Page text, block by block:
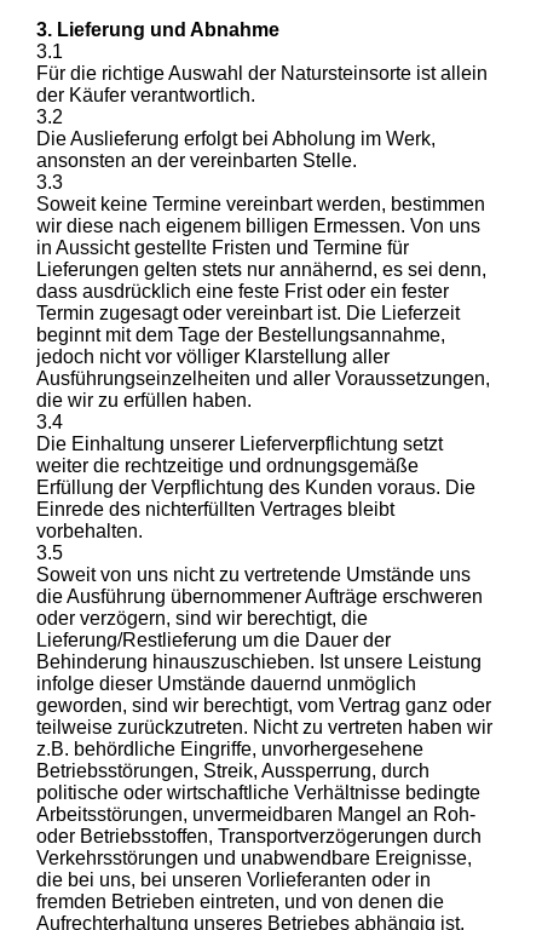
3. Lieferung und Abnahme
3.1
Für die richtige Auswahl der Natursteinsorte ist allein
der Käufer verantwortlich.
3.2
Die Auslieferung erfolgt bei Abholung im Werk,
ansonsten an der vereinbarten Stelle.
3.3
Soweit keine Termine vereinbart werden, bestimmen
wir diese nach eigenem billigen Ermessen. Von uns
in Aussicht gestellte Fristen und Termine für
Lieferungen gelten stets nur annähernd, es sei denn,
dass ausdrücklich eine feste Frist oder ein fester
Termin zugesagt oder vereinbart ist. Die Lieferzeit
beginnt mit dem Tage der Bestellungsannahme,
jedoch nicht vor völliger Klarstellung aller
Ausführungseinzelheiten und aller Voraussetzungen,
die wir zu erfüllen haben.
3.4
Die Einhaltung unserer Lieferverpflichtung setzt
weiter die rechtzeitige und ordnungsgemäße
Erfüllung der Verpflichtung des Kunden voraus. Die
Einrede des nichterfüllten Vertrages bleibt
vorbehalten.
3.5
Soweit von uns nicht zu vertretende Umstände uns
die Ausführung übernommener Aufträge erschweren
oder verzögern, sind wir berechtigt, die
Lieferung/Restlieferung um die Dauer der
Behinderung hinauszuschieben. Ist unsere Leistung
infolge dieser Umstände dauernd unmöglich
geworden, sind wir berechtigt, vom Vertrag ganz oder
teilweise zurückzutreten. Nicht zu vertreten haben wir
z.B. behördliche Eingriffe, unvorhergesehene
Betriebsstörungen, Streik, Aussperrung, durch
politische oder wirtschaftliche Verhältnisse bedingte
Arbeitsstörungen, unvermeidbaren Mangel an Roh-
oder Betriebsstoffen, Transportverzögerungen durch
Verkehrsstörungen und unabwendbare Ereignisse,
die bei uns, bei unseren Vorlieferanten oder in
fremden Betrieben eintreten, und von denen die
Aufrechterhaltung unseres Betriebes abhängig ist.